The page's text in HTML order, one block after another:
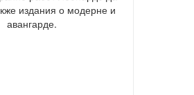
издания о модерне и
авангарде.